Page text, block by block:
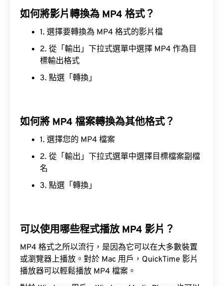
如何將影片轉換為 MP4 格式？
1. 選擇要轉換為 MP4 格式的影片檔
2. 從「輸出」下拉式選單中選擇 MP4 作為目
標輸出格式
3. 點選「轉換」
如何將 MP4 檔案轉換為其他格式？
1. 選擇您的 MP4 檔案
2. 從「輸出」下拉式選單中選擇目標檔案副檔
名
3. 點選「轉換」
可以使用哪些程式播放 MP4 影片？
MP4 格式之所以流行，是因為它可以在大多數裝置
或瀏覽器上播放。對於 Mac 用戶，QuickTime 影片
播放器可以輕鬆播放 MP4 檔案。